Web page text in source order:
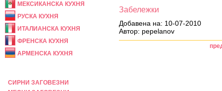
МЕКСИКАНСКА КУХНЯ
РУСКА КУХНЯ
ИТАЛИАНСКА КУХНЯ
ФРЕНСКА КУХНЯ
АРМЕНСКА КУХНЯ
СИРНИ ЗАГОВЕЗНИ
Забележки
Добавена на: 10-07-2010
Автор: pepelanov